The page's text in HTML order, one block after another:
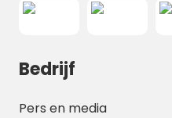
Bedrijf
Pers en media